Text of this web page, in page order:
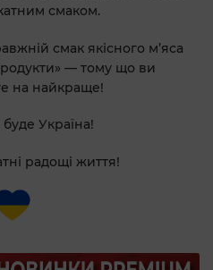
смаком.
смак якісного м’яса
— тому що ви
на найкраще!
Україна!
радощі життя!